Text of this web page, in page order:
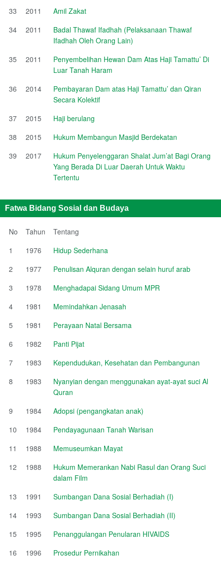
33 2011
Amil Zakat
34
2011
Badal Thawaf Ifadhah (Pelaksanaan Thawaf
Ifadhah Oleh Orang Lain)
35
2011
Penyembelihan Hewan Dam Atas Haji Tamattu’ Di
Luar Tanah Haram
36
2014
Pembayaran Dam atas Haji Tamattu’ dan Qiran
Secara Kolektif
37
2015
Haji berulang
38
2015
Hukum Membangun Masjid Berdekatan
39
2017
Hukum Penyelenggaran Shalat Jum’at Bagi Orang
Yang Berada Di Luar Daerah Untuk Waktu
Tertentu
Fatwa Bidang Sosial dan Budaya
No Tahun
Tentang
1
1976
Hidup Sederhana
2
1977
Penulisan Alquran dengan selain huruf arab
3
1978
Menghadapai Sidang Umum MPR
4
1981
Memindahkan Jenasah
5
1981
Perayaan Natal Bersama
6
1982
Panti Pijat
7
1983
Kependudukan, Kesehatan dan Pembangunan
8
1983
Nyanyian dengan menggunakan ayat-ayat suci Al
Quran
9
1984
Adopsi (pengangkatan anak)
10
1984
Pendayagunaan Tanah Warisan
11
1988
Memuseumkan Mayat
12
1988
Hukum Memerankan Nabi Rasul dan Orang Suci
dalam Film
13
1991
Sumbangan Dana Sosial Berhadiah (I)
14
1993
Sumbangan Dana Sosial Berhadiah (II)
15
1995
Penanggulangan Penularan HIVAIDS
16
1996
Prosedur Pernikahan